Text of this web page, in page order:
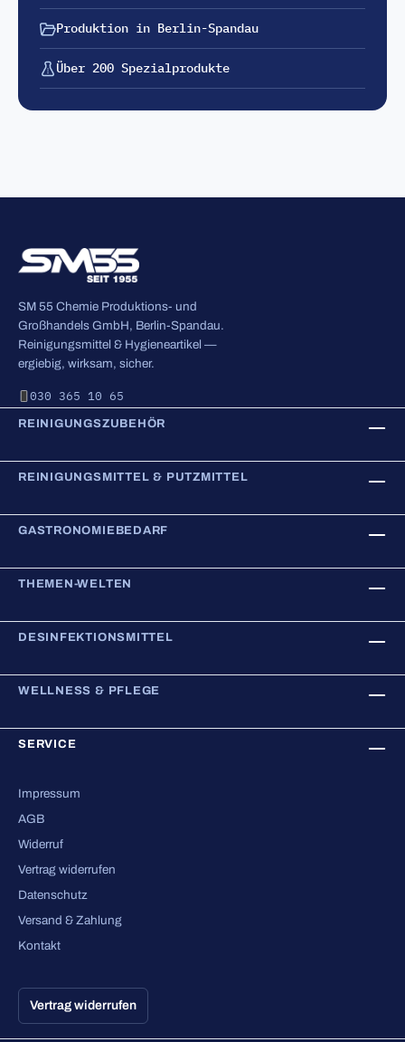
Produktion in Berlin-Spandau
Über 200 Spezialprodukte
SM 55 Chemie Produktions- und
Großhandels GmbH, Berlin-Spandau.
Reinigungsmittel & Hygieneartikel —
ergiebig, wirksam, sicher.
030 365 10 65
REINIGUNGSZUBEHÖR
REINIGUNGSMITTEL & PUTZMITTEL
GASTRONOMIEBEDARF
THEMEN-WELTEN
DESINFEKTIONSMITTEL
WELLNESS & PFLEGE
SERVICE
Impressum
AGB
Widerruf
Vertrag widerrufen
Datenschutz
Versand & Zahlung
Kontakt
Vertrag widerrufen